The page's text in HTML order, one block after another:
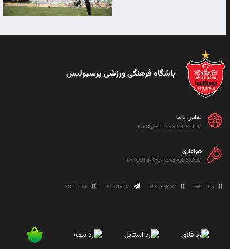
باشگاه فرهنگی ورزشی پرسپولیس
تماس با ما
INFO@FC-PERSPOLIS.COM
هواداری
TRYOUTS@FC-PERSPOLIS.COM